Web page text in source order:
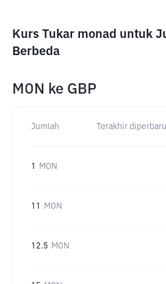
Kurs Tukar monad untuk
Berbeda
MON ke GBP
Jumlah Terakhir
1 MON
11 MON
12.5 MON